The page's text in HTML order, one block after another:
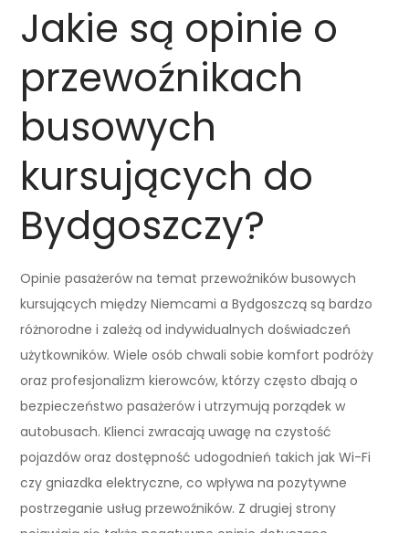
Jakie są opinie o
przewoźnikach
busowych
kursujących do
Bydgoszczy?
Opinie pasażerów na temat przewoźników busowych
kursujących między Niemcami a Bydgoszczą są bardzo
różnorodne i zależą od indywidualnych doświadczeń
użytkowników. Wiele osób chwali sobie komfort podróży
oraz profesjonalizm kierowców, którzy często dbają o
bezpieczeństwo pasażerów i utrzymują porządek w
autobusach. Klienci zwracają uwagę na czystość
pojazdów oraz dostępność udogodnień takich jak Wi-Fi
czy gniazdka elektryczne, co wpływa na pozytywne
postrzeganie usług przewoźników. Z drugiej strony